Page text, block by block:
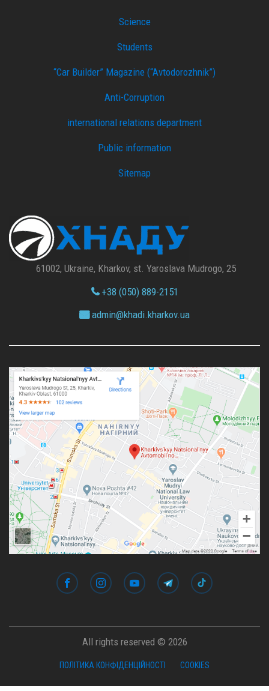
Science
Students
“Car Builder” Magazine (“Avtodorozhnik”)
Anti-Corruption
international relations department
Public information
Sitemap
61002, Ukraine, Kharkov, st. Yaroslava Mudrogo, 25
+38 (050) 889-2151
admin@khadi.kharkov.ua
All rights reserved © 2026
ПОЛІТИКА КОНФІДЕНЦІЙНОСТІ COOKIES